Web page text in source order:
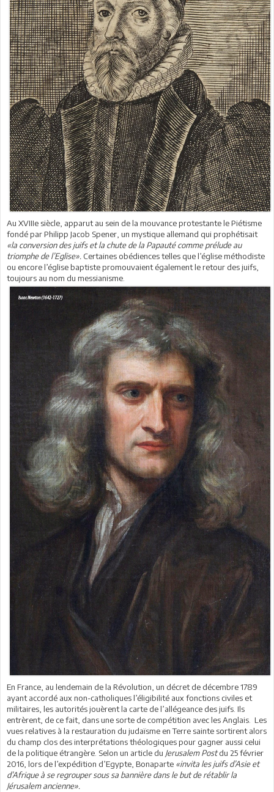
Au XVIIIe siècle, apparut au sein de la mouvance protestante le Piétisme
fondé par Philipp Jacob Spener, un mystique allemand qui prophétisait
«la conversion des juifs et la chute de la Papauté comme prélude au
triomphe de l’Eglise». Certaines obédiences telles que l’église méthodiste
ou encore l’église baptiste promouvaient également le retour des juifs,
toujours au nom du messianisme.
En France, au lendemain de la Révolution, un décret de décembre 1789
ayant accordé aux non-catholiques l’éligibilité aux fonctions civiles et
militaires, les autorités jouèrent la carte de l’allégeance des juifs. Ils
entrèrent, de ce fait, dans une sorte de compétition avec les Anglais. Les
vues relatives à la restauration du judaïsme en Terre sainte sortirent alors
du champ clos des interprétations théologiques pour gagner aussi celui
de la politique étrangère. Selon un article du Jerusalem Postdu 25 février
2016, lors de l’expédition d’Egypte, Bonaparte «invita les juifs d’Asie et
d’Afrique à se regrouper sous sa bannière dans le but de rétablir la
Jérusalem ancienne».